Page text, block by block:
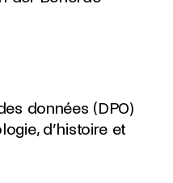
données (DPO)
d’histoire et